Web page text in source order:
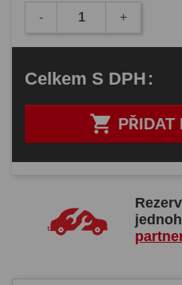
- +
 PŘIDAT
Celkem S DPH: